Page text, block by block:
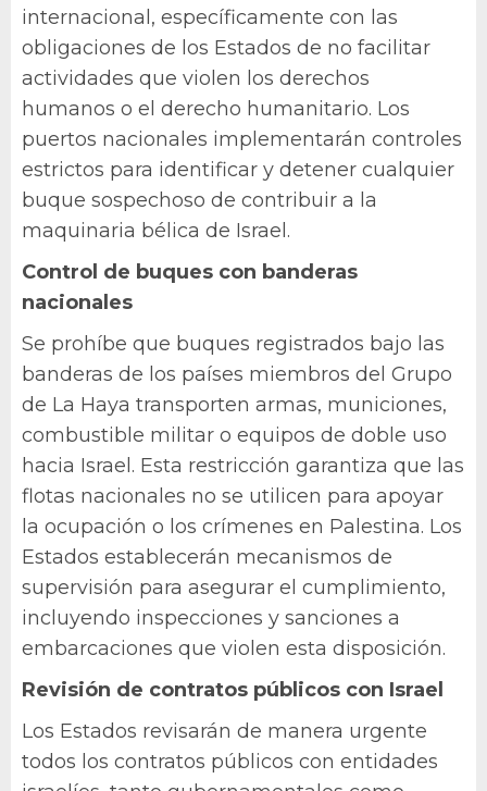
internacional, específicamente con las
obligaciones de los Estados de no facilitar
actividades que violen los derechos
humanos o el derecho humanitario. Los
puertos nacionales implementarán controles
estrictos para identificar y detener cualquier
buque sospechoso de contribuir a la
maquinaria bélica de Israel.
Control de buques con banderas
nacionales
Se prohíbe que buques registrados bajo las
banderas de los países miembros del Grupo
de La Haya transporten armas, municiones,
combustible militar o equipos de doble uso
hacia Israel. Esta restricción garantiza que las
flotas nacionales no se utilicen para apoyar
la ocupación o los crímenes en Palestina. Los
Estados establecerán mecanismos de
supervisión para asegurar el cumplimiento,
incluyendo inspecciones y sanciones a
embarcaciones que violen esta disposición.
Revisión de contratos públicos con Israel
Los Estados revisarán de manera urgente
todos los contratos públicos con entidades